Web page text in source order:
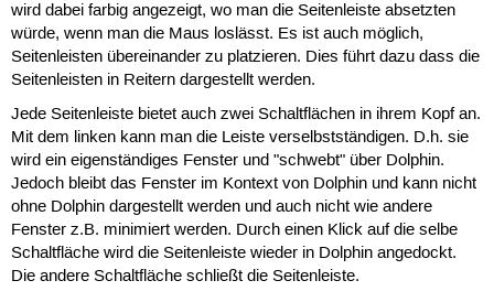
wird dabei farbig angezeigt, wo man die Seitenleiste absetzten
würde, wenn man die Maus loslässt. Es ist auch möglich,
Seitenleisten übereinander zu platzieren. Dies führt dazu dass die
Seitenleisten in Reitern dargestellt werden.
Jede Seitenleiste bietet auch zwei Schaltflächen in ihrem Kopf an.
Mit dem linken kann man die Leiste verselbstständigen. D.h. sie
wird ein eigenständiges Fenster und "schwebt" über Dolphin.
Jedoch bleibt das Fenster im Kontext von Dolphin und kann nicht
ohne Dolphin dargestellt werden und auch nicht wie andere
Fenster z.B. minimiert werden. Durch einen Klick auf die selbe
Schaltfläche wird die Seitenleiste wieder in Dolphin angedockt.
Die andere Schaltfläche schließt die Seitenleiste.